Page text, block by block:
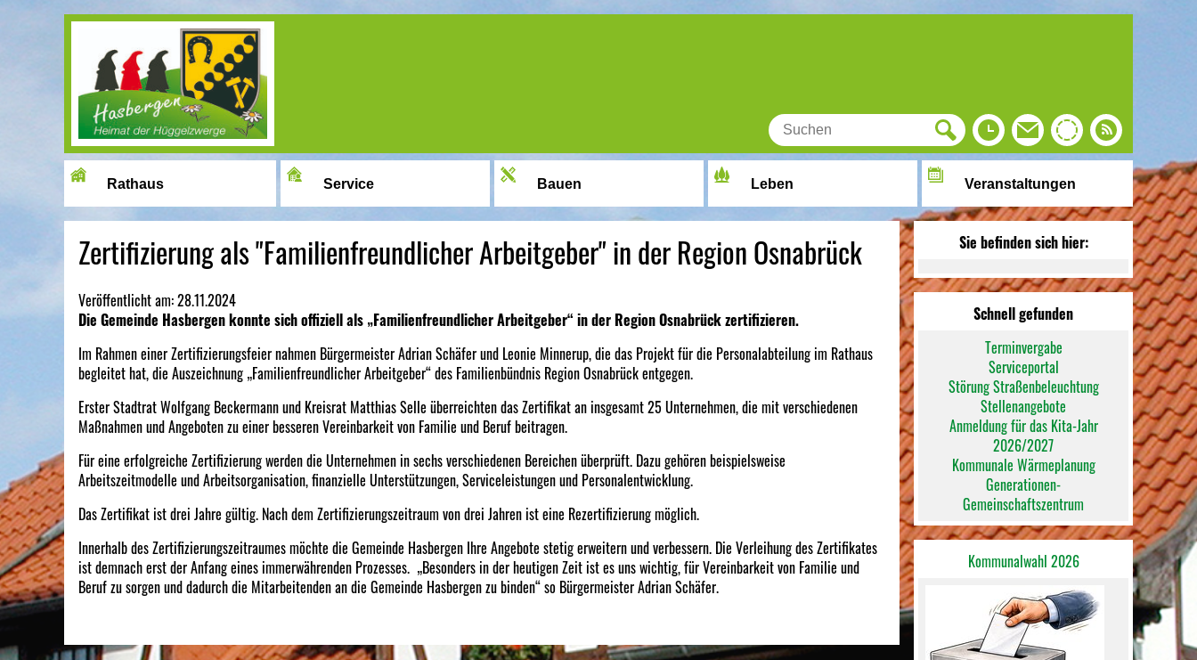
Image 01
Rathaus Service Bauen Leben Veranstaltungen
Zertifizierung als "Familienfreundlicher Arbeitgeber" in der Region Osnabrück
Veröffentlicht am:28.11.2024
Die Gemeinde Hasbergen konnte sich offiziell als „Familienfreundlicher Arbeitgeber“ in der Region Osnabrück zertifizieren.
Im Rahmen einer Zertifizierungsfeier nahmen Bürgermeister Adrian Schäfer und Leonie Minnerup, die das Projekt für die Personalabteilung im Rathaus
begleitet hat, die Auszeichnung „Familienfreundlicher Arbeitgeber“ des Familienbündnis Region Osnabrück entgegen.
Erster Stadtrat Wolfgang Beckermann und Kreisrat Matthias Selle überreichten das Zertifikat an insgesamt 25 Unternehmen, die mit verschiedenen
Maßnahmen und Angeboten zu einer besseren Vereinbarkeit von Familie und Beruf beitragen.
Für eine erfolgreiche Zertifizierung werden die Unternehmen in sechs verschiedenen Bereichen überprüft. Dazu gehören beispielsweise
Arbeitszeitmodelle und Arbeitsorganisation, finanzielle Unterstützungen, Serviceleistungen und Personalentwicklung.
Das Zertifikat ist drei Jahre gültig. Nach dem Zertifizierungszeitraum von drei Jahren ist eine Rezertifizierung möglich.
Innerhalb des Zertifizierungszeitraumes möchte die Gemeinde Hasbergen Ihre Angebote stetig erweitern und verbessern. Die Verleihung des Zertifikates
ist demnach erst der Anfang eines immerwährenden Prozesses. „Besonders in der heutigen Zeit ist es uns wichtig, für Vereinbarkeit von Familie und
Beruf zu sorgen und dadurch die Mitarbeitenden an die Gemeinde Hasbergen zu binden“ so Bürgermeister Adrian Schäfer.
Sie befinden sich hier:
Schnell gefunden
Terminvergabe
Serviceportal
Störung Straßenbeleuchtung
Stellenangebote
Anmeldung für das Kita-Jahr
2026/2027
Kommunale Wärmeplanung
Generationen-
Gemeinschaftszentrum
Kommunalwahl 2026